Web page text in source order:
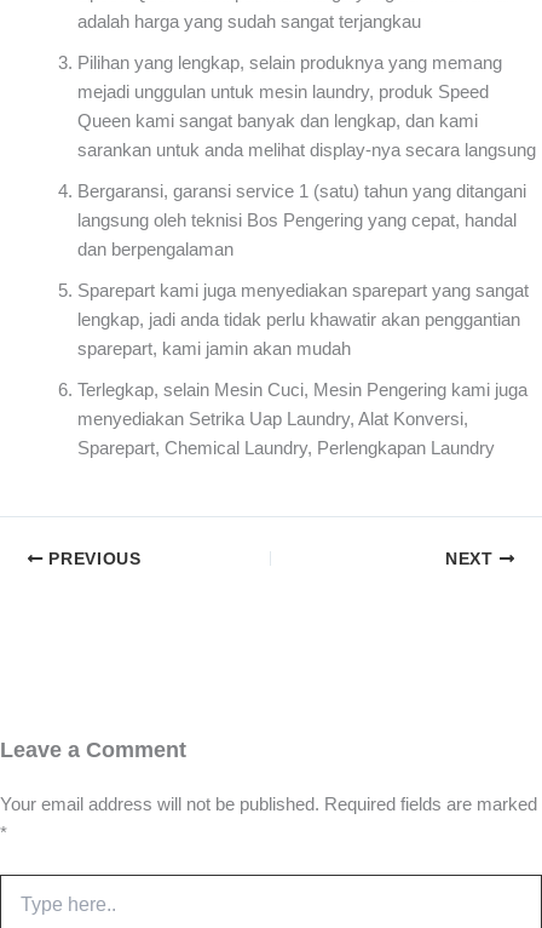
adalah harga yang sudah sangat terjangkau
Pilihan yang lengkap, selain produknya yang memang
mejadi unggulan untuk mesin laundry, produk Speed
Queen kami sangat banyak dan lengkap, dan kami
sarankan untuk anda melihat display-nya secara langsung
Bergaransi, garansi service 1 (satu) tahun yang ditangani
langsung oleh teknisi Bos Pengering yang cepat, handal
dan berpengalaman
Sparepart kami juga menyediakan sparepart yang sangat
lengkap, jadi anda tidak perlu khawatir akan penggantian
sparepart, kami jamin akan mudah
Terlegkap, selain Mesin Cuci, Mesin Pengering kami juga
menyediakan Setrika Uap Laundry, Alat Konversi,
Sparepart, Chemical Laundry, Perlengkapan Laundry
PREVIOUS NEXT
Leave a Comment
Your email address will not be published. Required fields are marked
*
here..